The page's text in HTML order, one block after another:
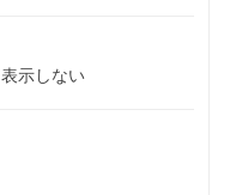
表示しない